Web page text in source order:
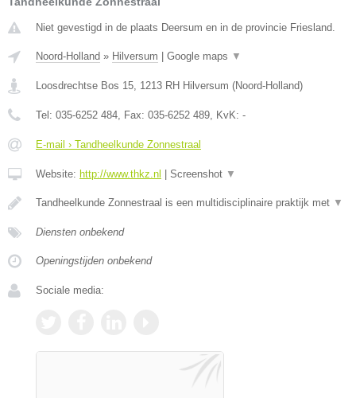
Niet gevestigd in de plaats Deersum en in de provincie Friesland.
Noord-Holland » Hilversum Google maps ▼
Loosdrechtse Bos 15, 1213 RH Hilversum (Noord-Holland)
Tel: 035-6252 484, Fax: 035-6252 489, KvK: -
E-mail › Tandheelkunde Zonnestraal
Website: http://www.thkz.nl Screenshot ▼
Tandheelkunde Zonnestraal is een multidisciplinaire praktijk met ▼
Diensten onbekend
Openingstijden onbekend
Sociale media: